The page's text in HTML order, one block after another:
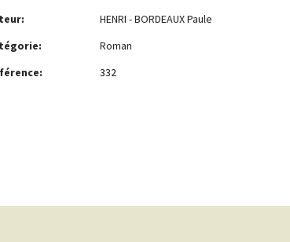
HENRI - BORDEAUX Paule
Roman
332